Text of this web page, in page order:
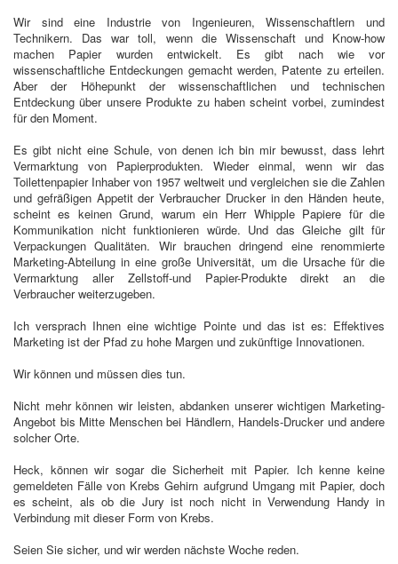
Wir sind eine Industrie von Ingenieuren, Wissenschaftlern und
Technikern. Das war toll, wenn die Wissenschaft und Know-how
machen Papier wurden entwickelt. Es gibt nach wie vor
wissenschaftliche Entdeckungen gemacht werden, Patente zu erteilen.
Aber der Höhepunkt der wissenschaftlichen und technischen
Entdeckung über unsere Produkte zu haben scheint vorbei, zumindest
für den Moment.
Es gibt nicht eine Schule, von denen ich bin mir bewusst, dass lehrt
Vermarktung von Papierprodukten. Wieder einmal, wenn wir das
Toilettenpapier Inhaber von 1957 weltweit und vergleichen sie die Zahlen
und gefräßigen Appetit der Verbraucher Drucker in den Händen heute,
scheint es keinen Grund, warum ein Herr Whipple Papiere für die
Kommunikation nicht funktionieren würde. Und das Gleiche gilt für
Verpackungen Qualitäten. Wir brauchen dringend eine renommierte
Marketing-Abteilung in eine große Universität, um die Ursache für die
Vermarktung aller Zellstoff-und Papier-Produkte direkt an die
Verbraucher weiterzugeben.
Ich versprach Ihnen eine wichtige Pointe und das ist es: Effektives
Marketing ist der Pfad zu hohe Margen und zukünftige Innovationen.
Wir können und müssen dies tun.
Nicht mehr können wir leisten, abdanken unserer wichtigen Marketing-
Angebot bis Mitte Menschen bei Händlern, Handels-Drucker und andere
solcher Orte.
Heck, können wir sogar die Sicherheit mit Papier. Ich kenne keine
gemeldeten Fälle von Krebs Gehirn aufgrund Umgang mit Papier, doch
es scheint, als ob die Jury ist noch nicht in Verwendung Handy in
Verbindung mit dieser Form von Krebs.
Seien Sie sicher, und wir werden nächste Woche reden.